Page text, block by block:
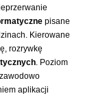
pisane
Kierowane
rozrywkę
. Poziom
aplikacji